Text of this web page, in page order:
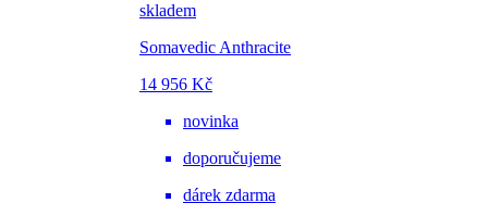
skladem
Somavedic Anthracite
14 956 Kč
novinka
doporučujeme
dárek zdarma